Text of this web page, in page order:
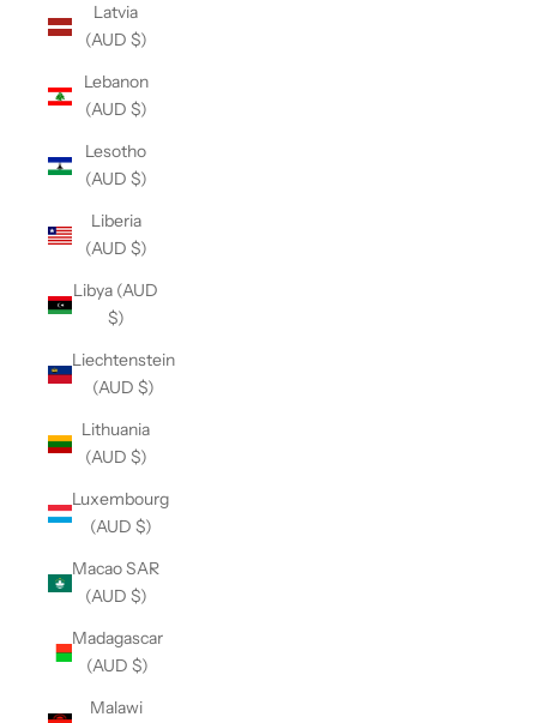
Latvia
(AUD $)
Lebanon
(AUD $)
Lesotho
(AUD $)
Liberia
(AUD $)
Libya (AUD
$)
Liechtenstein
(AUD $)
Lithuania
(AUD $)
Luxembourg
(AUD $)
Macao SAR
(AUD $)
Madagascar
(AUD $)
Malawi